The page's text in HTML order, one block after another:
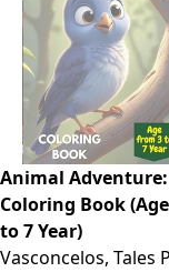
Animal Adventure:
Coloring Book
to 7 Year)
Vasconcelos, Tales